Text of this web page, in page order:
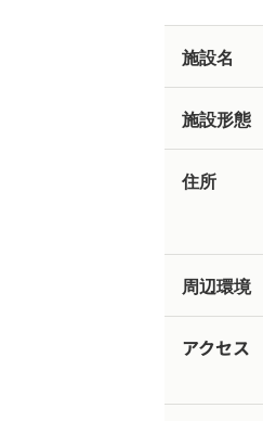
施設名
施設形態
住所
周辺環境
アクセス